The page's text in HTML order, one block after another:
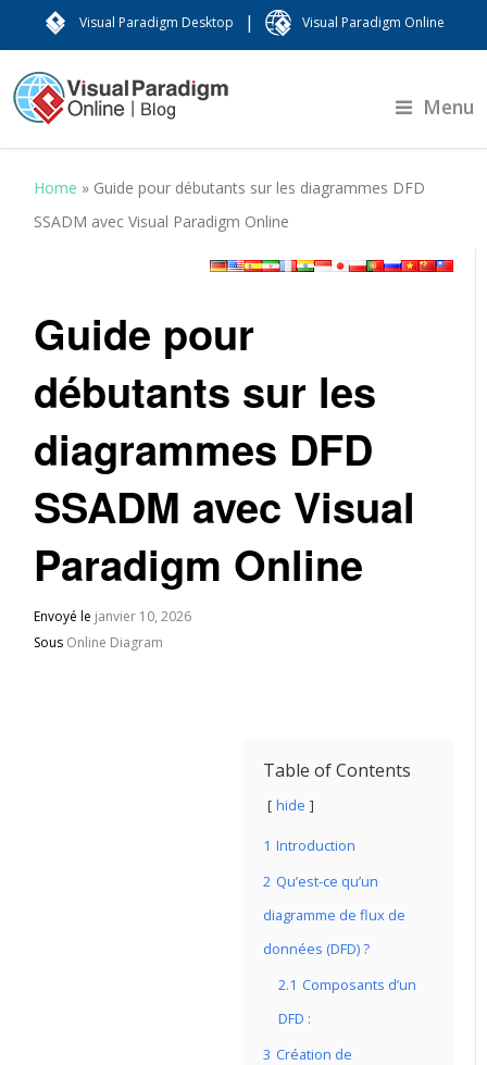
Visual Paradigm Desktop | Visual Paradigm Online
Menu
Home » Guide pour débutants sur les diagrammes DFD
SSADM avec Visual Paradigm Online
Guide pour
débutants sur les
diagrammes DFD
SSADM avec Visual
Paradigm Online
Envoyé le janvier 10, 2026
Sous Online Diagram
Table of Contents
hide
1 Introduction
2 Qu’est-ce qu’un
diagramme de flux de
données (DFD) ?
2.1 Composants d’un
DFD :
3 Création de